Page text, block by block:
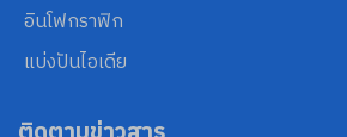
อินโฟกราฟิก
แบ่งปันไอเดีย